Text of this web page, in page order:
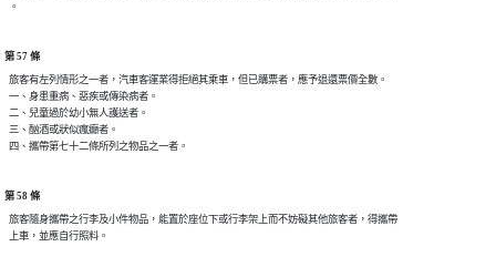
第 57 條
  旅客有左列情形之一者，汽車客運業得拒絕其乘車，但已購票者，應予退還票價全數。
  一、身患重病、惡疾或傳染病者。
  二、兒童過於幼小無人護送者。
  三、酗酒或狀似瘋癲者。
第 58 條
  旅客隨身攜帶之行李及小件物品，能置於座位下或行李架上而不妨礙其他旅客者，得攜帶